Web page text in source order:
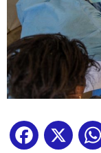
Facebook
X